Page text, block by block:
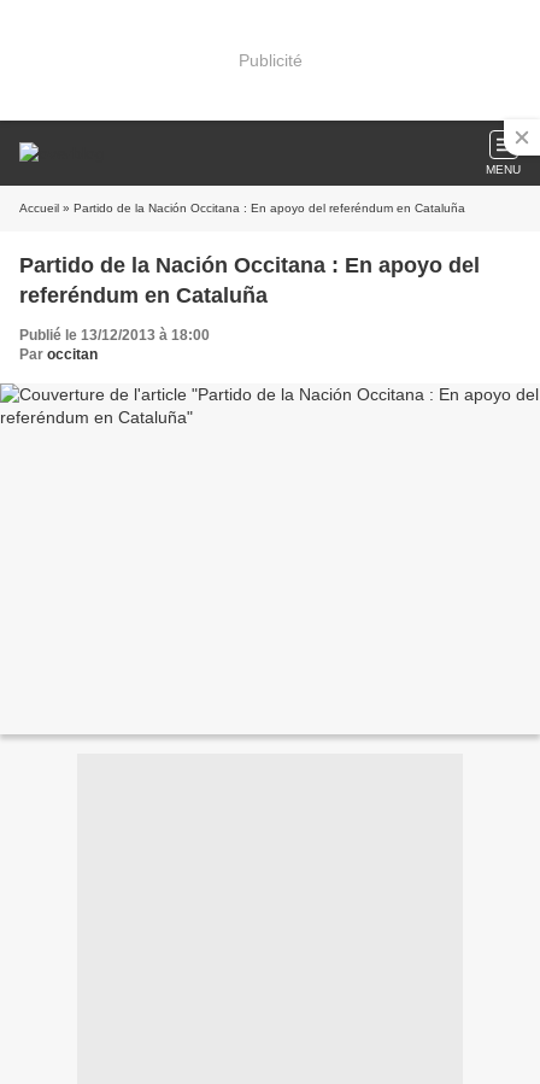
Publicité
MENU
Accueil » Partido de la Nación Occitana : En apoyo del referéndum en Cataluña
Partido de la Nación Occitana : En apoyo del
referéndum en Cataluña
Publié le 13/12/2013 à 18:00
Par occitan